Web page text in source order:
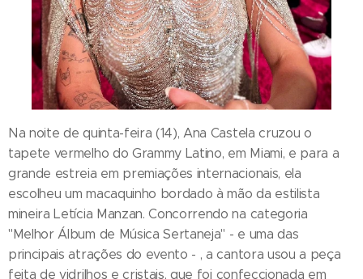
Na noite de quinta-feira (14), Ana Castela cruzou o
tapete vermelho do Grammy Latino, em Miami, e para a
grande estreia em premiações internacionais, ela
escolheu um macaquinho bordado à mão da estilista
mineira Letícia Manzan. Concorrendo na categoria
"Melhor Álbum de Música Sertaneja" - e uma das
principais atrações do evento - , a cantora usou a peça
feita de vidrilhos e cristais, que foi confeccionada em